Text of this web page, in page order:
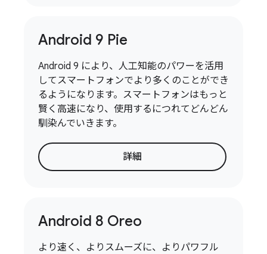
Android 9 Pie
Android 9 により、人工知能のパワーを活用
してスマートフォンでより多くのことができ
るようになります。スマートフォンはもっと
賢く高速になり、使用するにつれてどんどん
馴染んでいきます。
詳細
Android 8 Oreo
より速く、よりスムーズに、よりパワフル